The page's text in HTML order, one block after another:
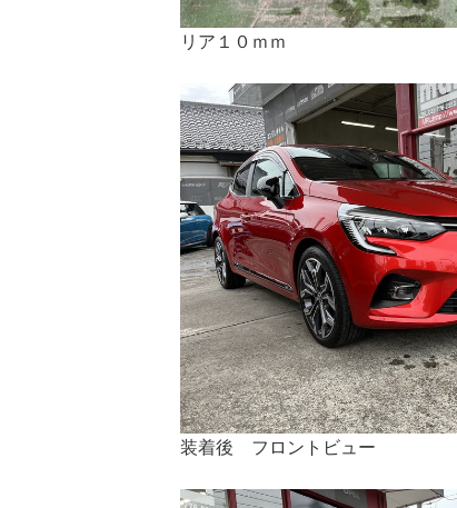
リア１０ｍｍ
装着後 フロントビュー